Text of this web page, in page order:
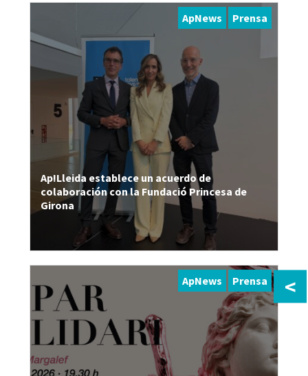
ApNews Prensa
Ap!Lleida establece un acuerdo de
colaboración con la Fundació Princesa de
Girona
ApNews Prensa <